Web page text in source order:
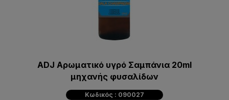
ADJ Αρωματικό υγρό Σαμπάνια 20ml
μηχανής φυσαλίδων
Κωδικός : 090027